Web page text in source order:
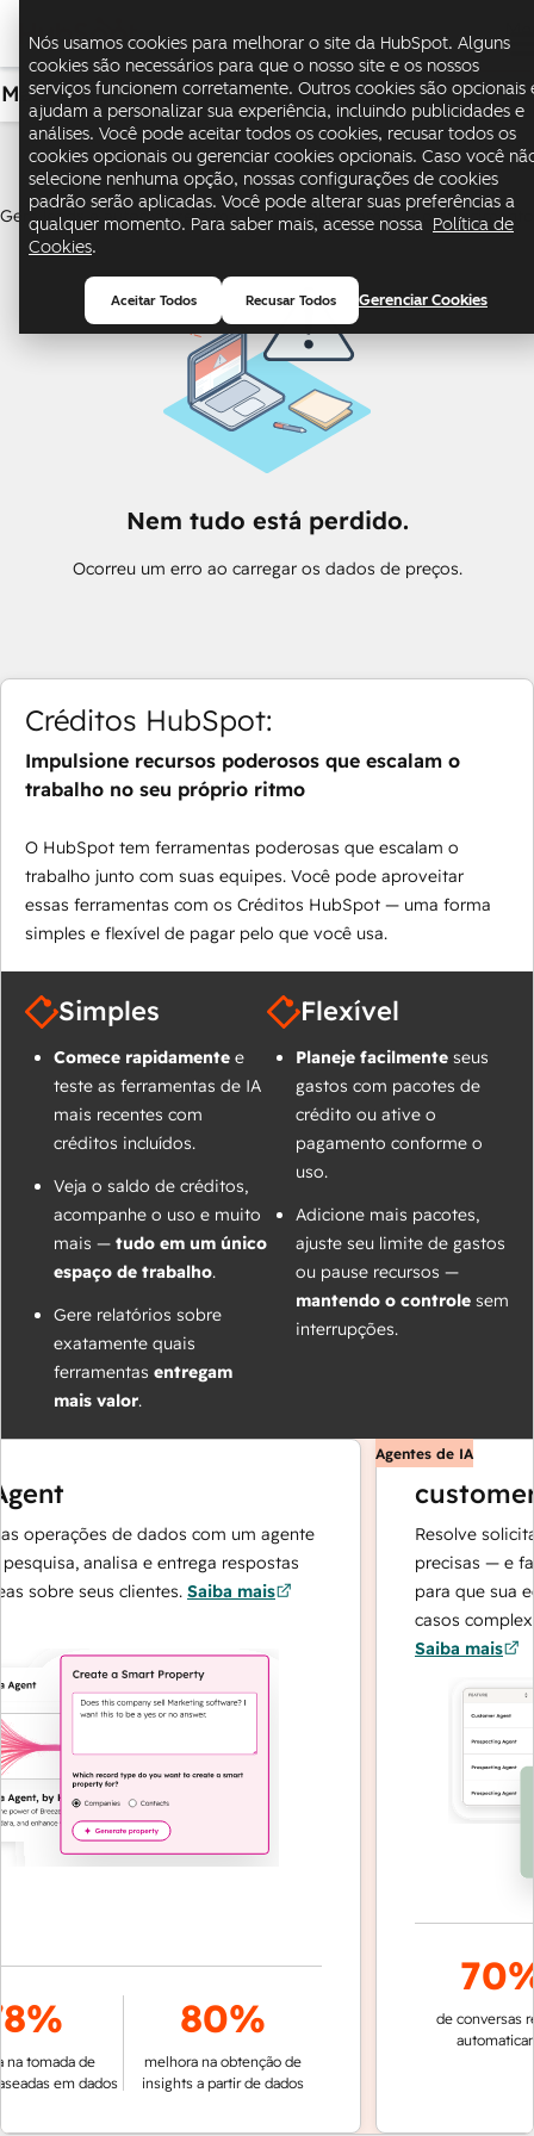
Nós usamos cookies para melhorar o site da HubSpot. Alguns
cookies são necessários para que o nosso site e os nossos
serviços funcionem corretamente. Outros cookies são opcionais
ajudam a personalizar sua experiência, incluindo publicidades e
análises. Você pode aceitar todos os cookies, recusar todos os
cookies opcionais ou gerenciar cookies opcionais. Caso você
selecione nenhuma opção, nossas configurações de cookies
padrão serão aplicadas. Você pode alterar suas preferências a
qualquer momento. Para saber mais, acesse nossa Política de
Cookies.
Gerenciar Cookies
Aceitar Todos Recusar Todos
Marketing USD
Marketing Hub
Gere leads e automatize o marketing para promover o crescimento
Nem tudo está perdido.
Ocorreu um erro ao carregar os dados de preços.
Créditos HubSpot:
Impulsione recursos poderosos que escalam o
trabalho no seu próprio ritmo
O HubSpot tem ferramentas poderosas que escalam o
trabalho junto com suas equipes. Você pode aproveitar
essas ferramentas com os Créditos HubSpot — uma forma
simples e flexível de pagar pelo que você usa.
Simples
Comece rapidamente e
teste as ferramentas de IA
mais recentes com
créditos incluídos.
Veja o saldo de créditos,
acompanhe o uso e muito
mais — tudo em um único
espaço de trabalho.
Gere relatórios sobre
exatamente quais
ferramentas entregam
mais valor.
Flexível
Planeje facilmente seus
gastos com pacotes de
crédito ou ative o
pagamento conforme o
uso.
Adicione mais pacotes,
ajuste seu limite de gastos
ou pause recursos —
mantendo o controle sem
interrupções.
operações de dados com um agente
analisa e entrega respostas
sobre seus clientes.Saiba mais
tomada de
em dados
80%
melhora na obtenção de
insights a partir de dados
Agentes de IA
customer
Resolve
precisas — e
para que sua
casos
Saiba mais
de conversas